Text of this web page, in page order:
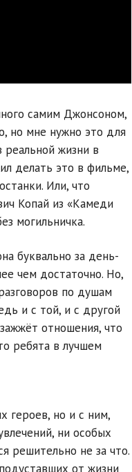
самим Джонсоном,
но мне нужно это для
жизни в
делать это в фильме,
Или, что
Копай из «Камеди
могильничка.
буквально за день-
чем достаточно. Но,
по душам
и с той, и с другой
отношения, что
ребята в лучшем
героев, но и с ним,
ни особых
решительно не за что.
от жизни